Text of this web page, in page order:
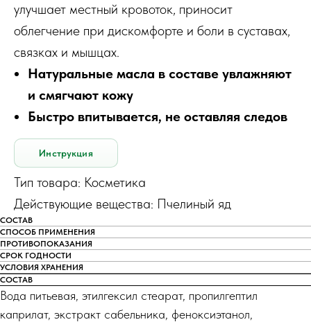
улучшает местный кровоток, приносит
облегчение при дискомфорте и боли в суставах,
связках и мышцах.
Натуральные масла в составе увлажняют
и смягчают кожу
Быстро впитывается, не оставляя следов
Инструкция
Тип товара: Косметика
Действующие вещества: Пчелиный яд
СОСТАВ
СПОСОБ ПРИМЕНЕНИЯ
ПРОТИВОПОКАЗАНИЯ
СРОК ГОДНОСТИ
УСЛОВИЯ ХРАНЕНИЯ
СОСТАВ
Вода питьевая, этилгексил стеарат, пропилгептил
каприлат, экстракт сабельника, феноксиэтанол,